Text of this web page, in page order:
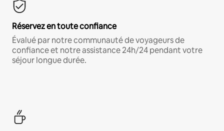
Réservez en toute confiance
Évalué par notre communauté de voyageurs de
confiance et notre assistance 24h/24 pendant votre
séjour longue durée.